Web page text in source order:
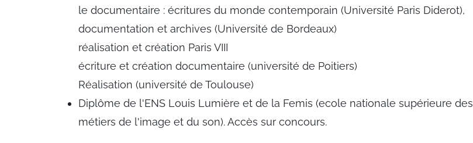
le documentaire : écritures du monde contemporain (Université Paris Diderot),
documentation et archives (Université de Bordeaux)
réalisation et création Paris VIII
écriture et création documentaire (université de Poitiers)
Réalisation (université de Toulouse)
Diplôme de l'ENS Louis Lumière et de la Femis (ecole nationale supérieure des
métiers de l'image et du son). Accès sur concours.